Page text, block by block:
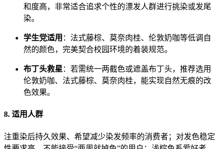
和度高，非常适合追求个性的漂发人群进行挑染或发尾
染。
学生党适用 ：法式藤棕、莫奈肉桂、伦敦奶咖等低调自
然的颜色，完美契合校园环境的着装规范。
布丁头救星 ：若需统一两截色或遮盖布丁头，推荐选用
伦敦奶咖、法式藤棕、莫奈肉桂，能实现自然无痕的改
色效果。
8. 适用人群
注重染后持久效果、希望减少染发频率的消费者；对发色稳定